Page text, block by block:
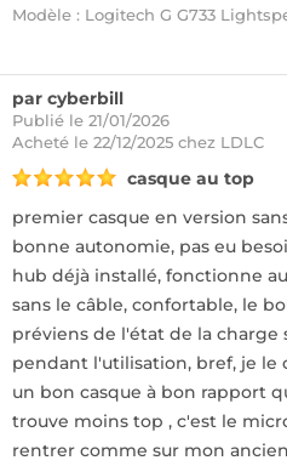
Modèle : Logitech G G733
par cyberbill
Publié le 21/01/2026
Acheté le 22/12/2025 chez LDLC
casque au top
premier casque en version
bonne autonomie, pas eu
hub déjà installé, fonctionne
sans le câble, confortable, le
préviens de l'état de la charge
pendant l'utilisation, bref, je le
un bon casque à bon rapport
trouve moins top , c'est le
rentrer comme sur mon